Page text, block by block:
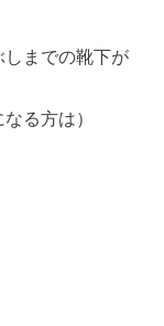
しまでの靴下が
る方は）